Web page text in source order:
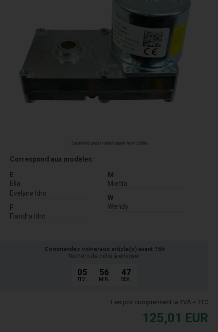
La photo peut varier selon le modèle
Correspond aux modèles:
E
Ella
Evelyne Idro
F
Fiandra Idro
M
Mietta
W
Wendy
Commandez votre/vos article(s) avant 15h
Numéro de colis à envoyer
05
TIM.
56
MIN.
46
SEK.
Les prix comprennent la TVA = TTC
125,01 EUR